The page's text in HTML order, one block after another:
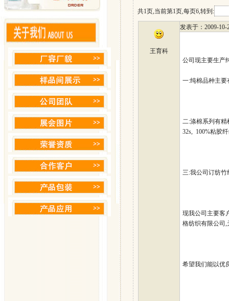
共1页,当前第1页,每页6,转到:
王育科
发表于：2009-10-
公司现主要生产
一:纯棉品种主要
二:涤棉系列有精
32s, 100%粘胶
三:我公司订纺竹
现我公司主要客
格纺织有限公司
希望我们能以优